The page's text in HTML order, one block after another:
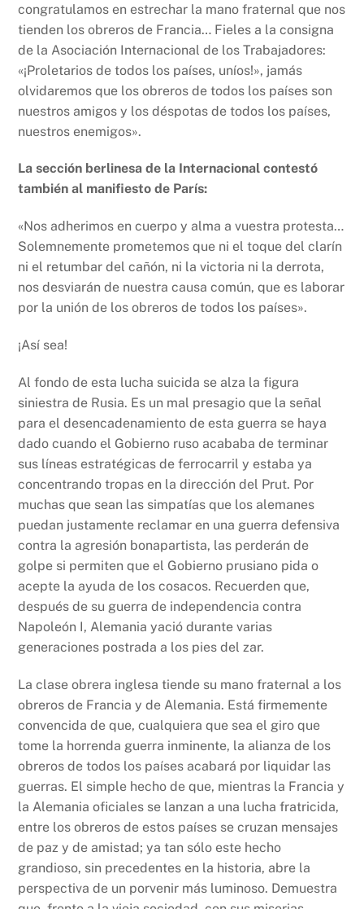
congratulamos en estrechar la mano fraternal que nos
tienden los obreros de Francia… Fieles a la consigna
de la Asociación Internacional de los Trabajadores:
«¡Proletarios de todos los países, uníos!», jamás
olvidaremos que los obreros de todos los países son
nuestros amigos y los déspotas de todos los países,
nuestros enemigos».
La sección berlinesa de la Internacional contestó
también al manifiesto de París:
«Nos adherimos en cuerpo y alma a vuestra protesta…
Solemnemente prometemos que ni el toque del clarín
ni el retumbar del cañón, ni la victoria ni la derrota,
nos desviarán de nuestra causa común, que es laborar
por la unión de los obreros de todos los países».
¡Así sea!
Al fondo de esta lucha suicida se alza la figura
siniestra de Rusia. Es un mal presagio que la señal
para el desencadenamiento de esta guerra se haya
dado cuando el Gobierno ruso acababa de terminar
sus líneas estratégicas de ferrocarril y estaba ya
concentrando tropas en la dirección del Prut. Por
muchas que sean las simpatías que los alemanes
puedan justamente reclamar en una guerra defensiva
contra la agresión bonapartista, las perderán de
golpe si permiten que el Gobierno prusiano pida o
acepte la ayuda de los cosacos. Recuerden que,
después de su guerra de independencia contra
Napoleón I, Alemania yació durante varias
generaciones postrada a los pies del zar.
La clase obrera inglesa tiende su mano fraternal a los
obreros de Francia y de Alemania. Está firmemente
convencida de que, cualquiera que sea el giro que
tome la horrenda guerra inminente, la alianza de los
obreros de todos los países acabará por liquidar las
guerras. El simple hecho de que, mientras la Francia y
la Alemania oficiales se lanzan a una lucha fratricida,
entre los obreros de estos países se cruzan mensajes
de paz y de amistad; ya tan sólo este hecho
grandioso, sin precedentes en la historia, abre la
perspectiva de un porvenir más luminoso. Demuestra